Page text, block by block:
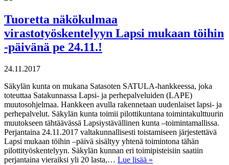
Tuoretta näkökulmaa
virastotyöskentelyyn Lapsi mukaan töihin
-päivänä pe 24.11.!
24.11.2017
Säkylän kunta on mukana Satasoten SATULA-hankkeessa, joka
toteuttaa Satakunnassa Lapsi- ja perhepalveluiden (LAPE)
muutosohjelmaa. Hankkeen avulla rakennetaan uudenlaiset lapsi- ja
perhepalvelut. Säkylän kunta toimii pilottikuntana toimintakulttuurin
muutokseen tähtäävässä Lapsiystävällinen kunta –toimintamallissa.
Perjantaina 24.11.2017 valtakunnallisesti toistamiseen järjestettävä
Lapsi mukaan töihin –päivä sisältyy yhtenä toimintona tähän
pilottityöskentelyyn. Säkylän kunnan eri toimipisteisiin saatiin
perjantaina vieraiksi yli 20 lasta,… Lue lisää »